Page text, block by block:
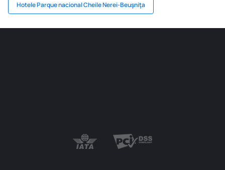
Hotele Parque nacional Cheile Nerei-Beuşniţa